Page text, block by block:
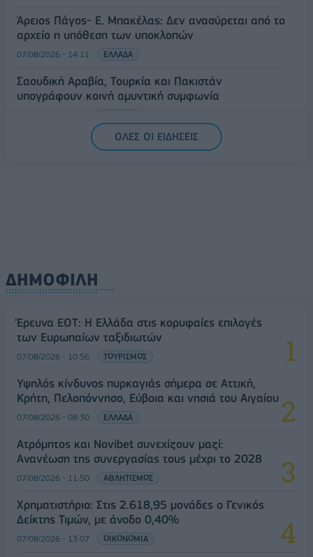
Άρειος Πάγος- Ε. Μπακέλας: Δεν ανασύρεται από το
αρχείο η υπόθεση των υποκλοπών
07/08/2026 - 14:11 ΕΛΛΑΔΑ
Σαουδική Αραβία, Τουρκία και Πακιστάν
υπογράφουν κοινή αμυντική συμφωνία
ΟΛΕΣ ΟΙ ΕΙΔΗΣΕΙΣ
ΔΗΜΟΦΙΛΗ
Έρευνα ΕΟΤ: Η Ελλάδα στις κορυφαίες επιλογές
των Ευρωπαίων ταξιδιωτών
07/08/2026 - 10:56 ΤΟΥΡΙΣΜΟΣ
Υψηλός κίνδυνος πυρκαγιάς σήμερα σε Αττική,
Κρήτη, Πελοπόννησο, Εύβοια και νησιά του Αιγαίου
07/08/2026 - 08:30 ΕΛΛΑΔΑ
Ατρόμητος και Novibet συνεχίζουν μαζί:
Ανανέωση της συνεργασίας τους μέχρι το 2028
07/08/2026 - 11:50 ΑΘΛΗΤΙΣΜΟΣ
Χρηματιστήριο: Στις 2.618,95 μονάδες ο Γενικός
Δείκτης Τιμών, με άνοδο 0,40%
07/08/2026 - 13:07 ΟΙΚΟΝΟΜΙΑ